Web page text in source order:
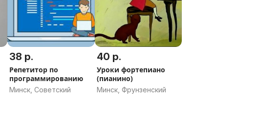
38 р.
Репетитор по
программированию
Минск, Советский
40 р.
Уроки фортепиано
(пианино)
Минск, Фрунзенский